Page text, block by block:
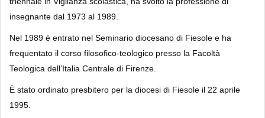
insegnante dal 1973 al 1989.
Nel 1989 è entrato nel Seminario diocesano di Fiesole e ha
frequentato il corso filosofico-teologico presso la Facoltà
Teologica dell’Italia Centrale di Firenze.
È stato ordinato presbitero per la diocesi di Fiesole il 22 aprile
1995.